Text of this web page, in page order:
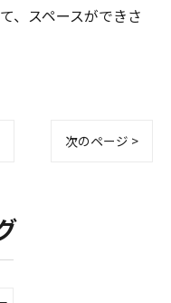
、スペースができさ
次のページ >